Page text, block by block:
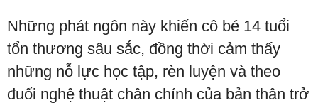
Những phát ngôn này khiến cô bé 14 tuổi
tổn thương sâu sắc, đồng thời cảm thấy
những nỗ lực học tập, rèn luyện và theo
đuổi nghệ thuật chân chính của bản thân trở